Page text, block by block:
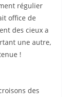
régulier
office de
des cieux a
une autre,
!
des